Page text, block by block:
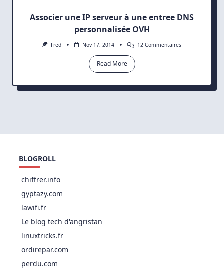
Associer une IP serveur à une entree DNS
personnalisée OVH
Fred Nov 17, 2014 12 CommentairesSur
Une
Read More
BLOGROLL
chiffrer.info
gyptazy.com
lawifi.fr
Le blog tech d'angristan
linuxtricks.fr
ordirepar.com
perdu.com